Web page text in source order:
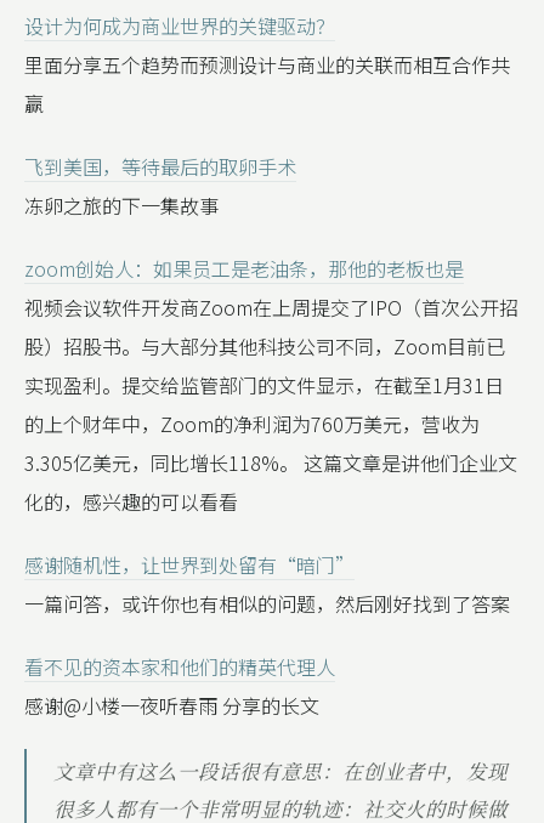
设计为何成为商业世界的关键驱动？
里面分享五个趋势而预测设计与商业的关联而相互合作共
赢
飞到美国，等待最后的取卵手术
冻卵之旅的下一集故事
zoom创始人：如果员工是老油条，那他的老板也是
视频会议软件开发商Zoom在上周提交了IPO（首次公开招
股）招股书。与大部分其他科技公司不同，Zoom目前已
实现盈利。提交给监管部门的文件显示，在截至1月31日
的上个财年中，Zoom的净利润为760万美元，营收为
3.305亿美元，同比增长118%。 这篇文章是讲他们企业文
化的，感兴趣的可以看看
感谢随机性，让世界到处留有“暗门”
一篇问答，或许你也有相似的问题，然后刚好找到了答案
看不见的资本家和他们的精英代理人
感谢@小楼一夜听春雨 分享的长文
文章中有这么一段话很有意思：在创业者中，发现
很多人都有一个非常明显的轨迹：社交火的时候做